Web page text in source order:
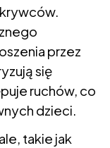
przez
się
ruchów, co
dzieci.
takie jak